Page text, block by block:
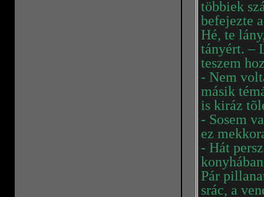
többiek
befejezte
Hé, te
tányért. –
teszem
- Nem
másik
is kiráz
- Sosem
ez
- Hát
Pár
srác, a